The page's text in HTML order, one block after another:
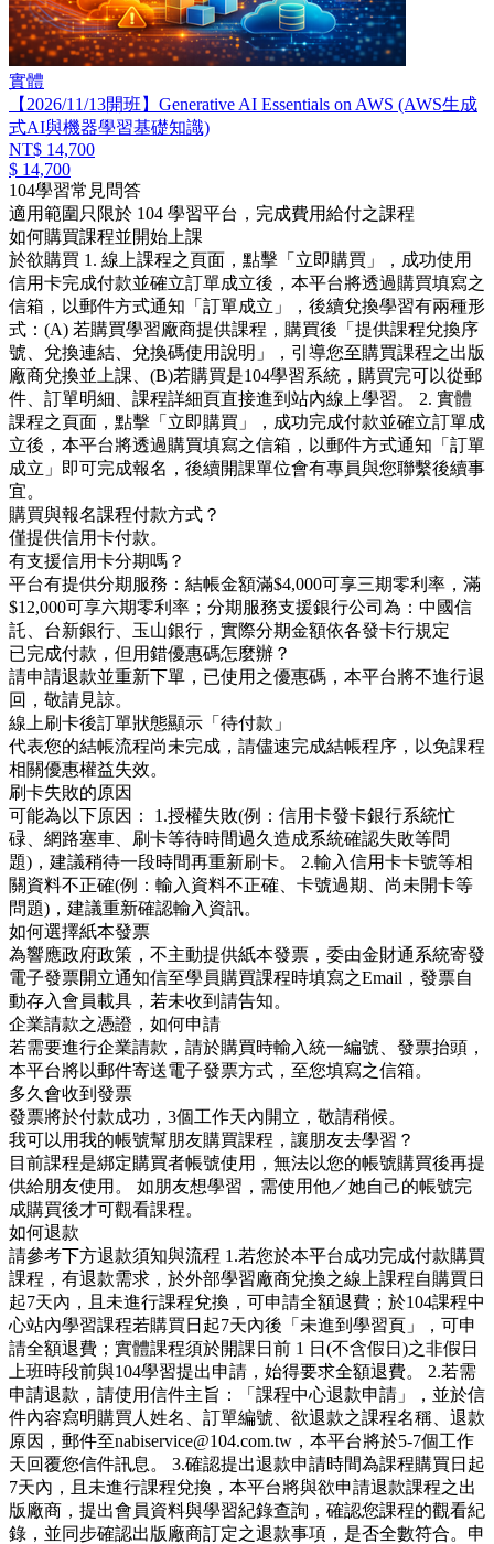
實體
【2026/11/13開班】Generative AI Essentials on AWS (AWS生成
式AI與機器學習基礎知識)
NT$ 14,700
$ 14,700
104學習常見問答
適用範圍只限於 104 學習平台，完成費用給付之課程
如何購買課程並開始上課
於欲購買 1. 線上課程之頁面，點擊「立即購買」，成功使用
信用卡完成付款並確立訂單成立後，本平台將透過購買填寫之
信箱，以郵件方式通知「訂單成立」，後續兌換學習有兩種形
式：(A) 若購買學習廠商提供課程，購買後「提供課程兌換序
號、兌換連結、兌換碼使用說明」，引導您至購買課程之出版
廠商兌換並上課、(B)若購買是104學習系統，購買完可以從郵
件、訂單明細、課程詳細頁直接進到站內線上學習。 2. 實體
課程之頁面，點擊「立即購買」，成功完成付款並確立訂單成
立後，本平台將透過購買填寫之信箱，以郵件方式通知「訂單
成立」即可完成報名，後續開課單位會有專員與您聯繫後續事
宜。
購買與報名課程付款方式？
僅提供信用卡付款。
有支援信用卡分期嗎？
平台有提供分期服務：結帳金額滿$4,000可享三期零利率，滿
$12,000可享六期零利率；分期服務支援銀行公司為：中國信
託、台新銀行、玉山銀行，實際分期金額依各發卡行規定
已完成付款，但用錯優惠碼怎麼辦？
請申請退款並重新下單，已使用之優惠碼，本平台將不進行退
回，敬請見諒。
線上刷卡後訂單狀態顯示「待付款」
代表您的結帳流程尚未完成，請儘速完成結帳程序，以免課程
相關優惠權益失效。
刷卡失敗的原因
可能為以下原因： 1.授權失敗(例：信用卡發卡銀行系統忙
碌、網路塞車、刷卡等待時間過久造成系統確認失敗等問
題)，建議稍待一段時間再重新刷卡。 2.輸入信用卡卡號等相
關資料不正確(例：輸入資料不正確、卡號過期、尚未開卡等
問題)，建議重新確認輸入資訊。
如何選擇紙本發票
為響應政府政策，不主動提供紙本發票，委由金財通系統寄發
電子發票開立通知信至學員購買課程時填寫之Email，發票自
動存入會員載具，若未收到請告知。
企業請款之憑證，如何申請
若需要進行企業請款，請於購買時輸入統一編號、發票抬頭，
本平台將以郵件寄送電子發票方式，至您填寫之信箱。
多久會收到發票
發票將於付款成功，3個工作天內開立，敬請稍候。
我可以用我的帳號幫朋友購買課程，讓朋友去學習？
目前課程是綁定購買者帳號使用，無法以您的帳號購買後再提
供給朋友使用。 如朋友想學習，需使用他／她自己的帳號完
成購買後才可觀看課程。
如何退款
請參考下方退款須知與流程 1.若您於本平台成功完成付款購買
課程，有退款需求，於外部學習廠商兌換之線上課程自購買日
起7天內，且未進行課程兌換，可申請全額退費；於104課程中
心站內學習課程若購買日起7天內後「未進到學習頁」，可申
請全額退費；實體課程須於開課日前 1 日(不含假日)之非假日
上班時段前與104學習提出申請，始得要求全額退費。 2.若需
申請退款，請使用信件主旨：「課程中心退款申請」，並於信
件內容寫明購買人姓名、訂單編號、欲退款之課程名稱、退款
原因，郵件至nabiservice@104.com.tw，本平台將於5-7個工作
天回覆您信件訊息。 3.確認提出退款申請時間為課程購買日起
7天內，且未進行課程兌換，本平台將與欲申請退款課程之出
版廠商，提出會員資料與學習紀錄查詢，確認您課程的觀看紀
錄，並同步確認出版廠商訂定之退款事項，是否全數符合。申